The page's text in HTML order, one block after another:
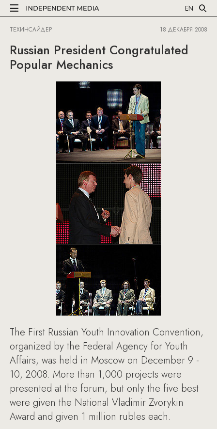
EN
ТЕХИНСАЙДЕР 18 ДЕКАБРЯ 2008
Russian President Congratulated
Popular Mechanics
The First Russian Youth Innovation Convention,
organized by the Federal Agency for Youth
Affairs, was held in Moscow on December 9 -
10, 2008. More than 1,000 projects were
presented at the forum, but only the five best
were given the National Vladimir Zvorykin
Award and given 1 million rubles each.